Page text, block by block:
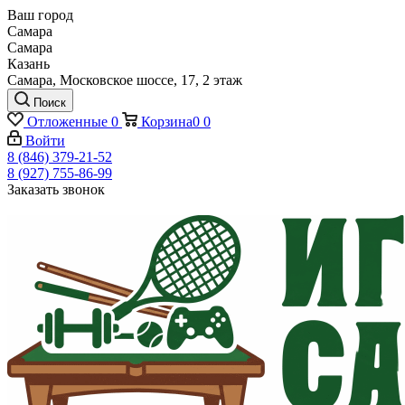
Ваш город
Самара
Самара
Казань
Самара, Московское шоссе, 17, 2 этаж
Поиск
Отложенные 0 Корзина0 0
Войти
8 (846) 379-21-52
8 (927) 755-86-99
Заказать звонок